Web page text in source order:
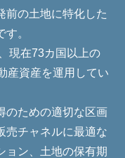
前の土地に特化した
。
現在73カ国以上の
産資産を運用してい
のための適切な区画
売チャネルに最適な
ョン、土地の保有期